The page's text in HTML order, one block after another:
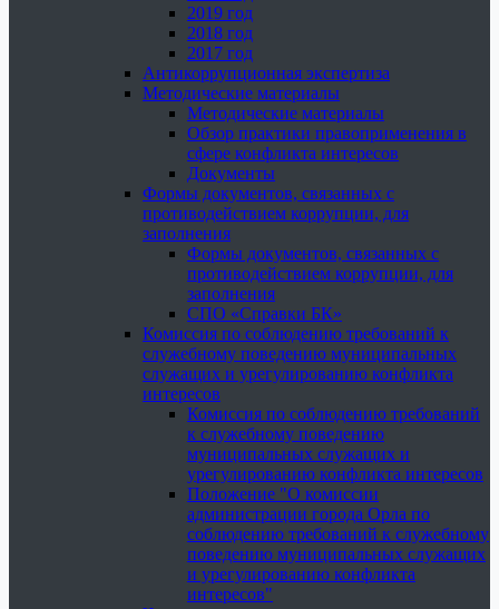
2019 год
2018 год
2017 год
Антикоррупционная экспертиза
Методические материалы
Методические материалы
Обзор практики правоприменения в
сфере конфликта интересов
Документы
Формы документов, связанных с
противодействием коррупции, для
заполнения
Формы документов, связанных с
противодействием коррупции, для
заполнения
СПО «Справки БК»
Комиссия по соблюдению требований к
служебному поведению муниципальных
служащих и урегулированию конфликта
интересов
Комиссия по соблюдению требований
к служебному поведению
муниципальных служащих и
урегулированию конфликта интересов
Положение "О комиссии
администрации города Орла по
соблюдению требований к служебному
поведению муниципальных служащих
и урегулированию конфликта
интересов"